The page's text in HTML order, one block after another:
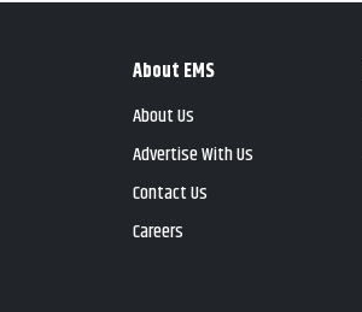
About EMS
About Us
Advertise With Us
Contact Us
Careers